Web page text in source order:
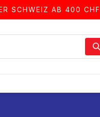
SCHWEIZ AB 400 CHF